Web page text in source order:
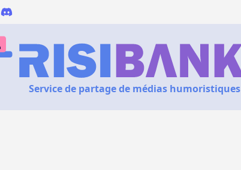
Service de partage de médias humoristiques